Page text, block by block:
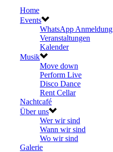
Home
Events
WhatsApp Anmeldung
Veranstaltungen
Kalender
Musik
Move down
Perform Live
Disco Dance
Rent Cellar
Nachtcafé
Über uns
Wer wir sind
Wann wir sind
Wo wir sind
Galerie